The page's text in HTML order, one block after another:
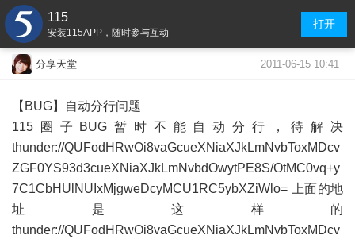
115
安装115APP，随时参与互动
打开
分享天堂 2011-06-15 10:41
【BUG】自动分行问题
115圈子BUG暂时不能自动分行，待解决
thunder://QUFodHRwOi8vaGcueXNiaXJkLmNvbToxMDcv
ZGF0YS93d3cueXNiaXJkLmNvbdOwytPE8S/OtMC0vq+y
7C1CbHUlNUIxMjgweDcyMCU1RC5ybXZiWlo= 上面的地
址是这样的
thunder://QUFodHRwOi8vaGcueXNiaXJkLmNvbToxMDcv